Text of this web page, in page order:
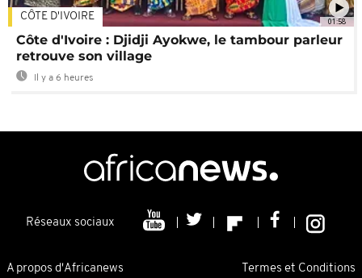
01:58
CÔTE D'IVOIRE
Côte d'Ivoire : Djidji Ayokwe, le tambour parleur
retrouve son village
Il y a 6 heures
Réseaux sociaux
A propos d'Africanews Termes et Conditions